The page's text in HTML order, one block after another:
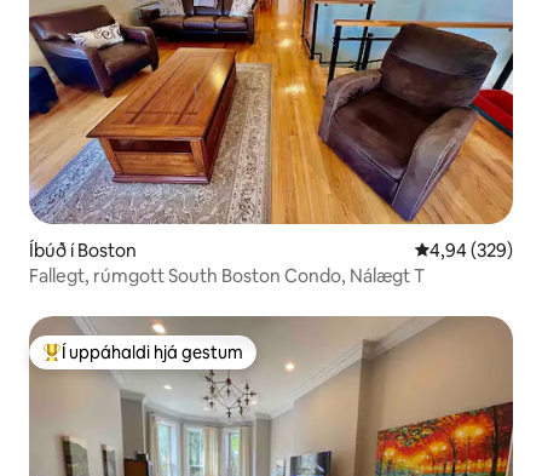
Íbúð í Boston 4,94 af 5 í
4,94 (329)
Fallegt, rúmgott South Boston Condo, Nálægt T
Í mestu uppáhaldi hjá gestum
Í uppáhaldi hjá gestum